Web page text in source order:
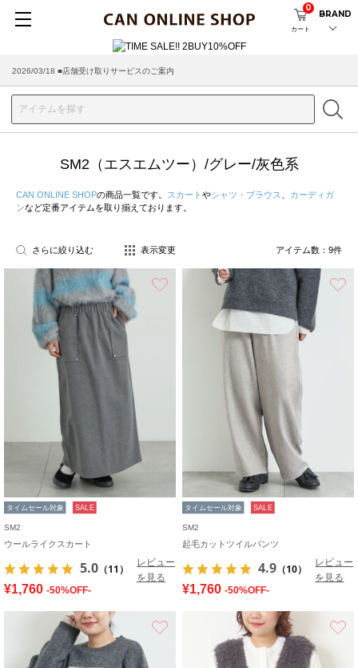
カート
0
BRAND
2026/03/18 ■店舗受け取りサービスのご案内
SM2（エスエムツー）/グレー/灰色系
CAN ONLINE SHOPの商品一覧です。 スカート やシャツ・ブラウス
カーディガ
ンなど定番アイテムを取り揃えております。
さらに絞り込む 表示変更 アイテム数： 9件
お気に入り
タイムセール対象 SALE
SM2
ウールライクスカート
5.0 （11）
レビュー
を見る
¥1,760 -50%OFF-
タイムセール対象 SALE
SM2
起毛カットツイルパンツ
4.9 （10）
レビュー
を見る
¥1,760 -50%OFF-